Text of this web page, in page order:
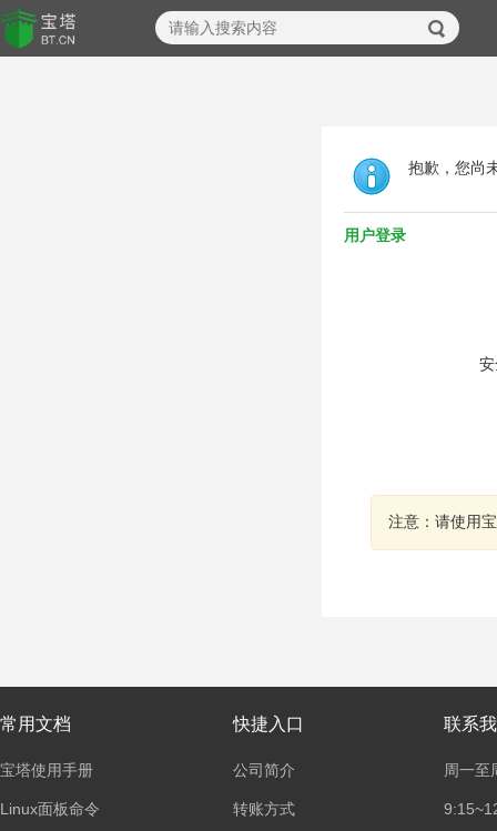
抱歉，您尚
用户登录
注意：请使用
常用文档
宝塔使用手册
Linux面板命令
快捷入口
公司简介
转账方式
联系
周一至